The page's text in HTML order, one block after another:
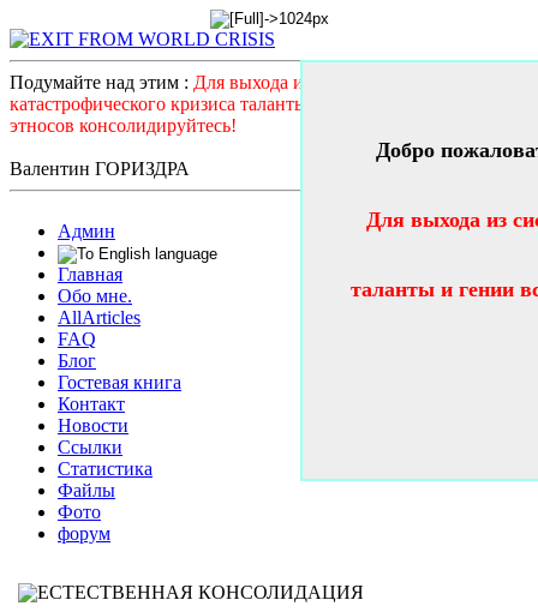
Подумайте над этим : Для выхода из системного
катастрофического кризиса таланты и гении всех стран и
этносов консолидируйтесь!
Валентин ГОРИЗДРА
Админ
Главная
Обо мне.
AllArticles
FAQ
Блог
Гостевая книга
Контакт
Новости
Ссылки
Статистика
Файлы
Фото
форум
ЕСТЕСТВЕННАЯ КОНСОЛИДАЦИЯ
Добро
Для выхода из
таланты и гении